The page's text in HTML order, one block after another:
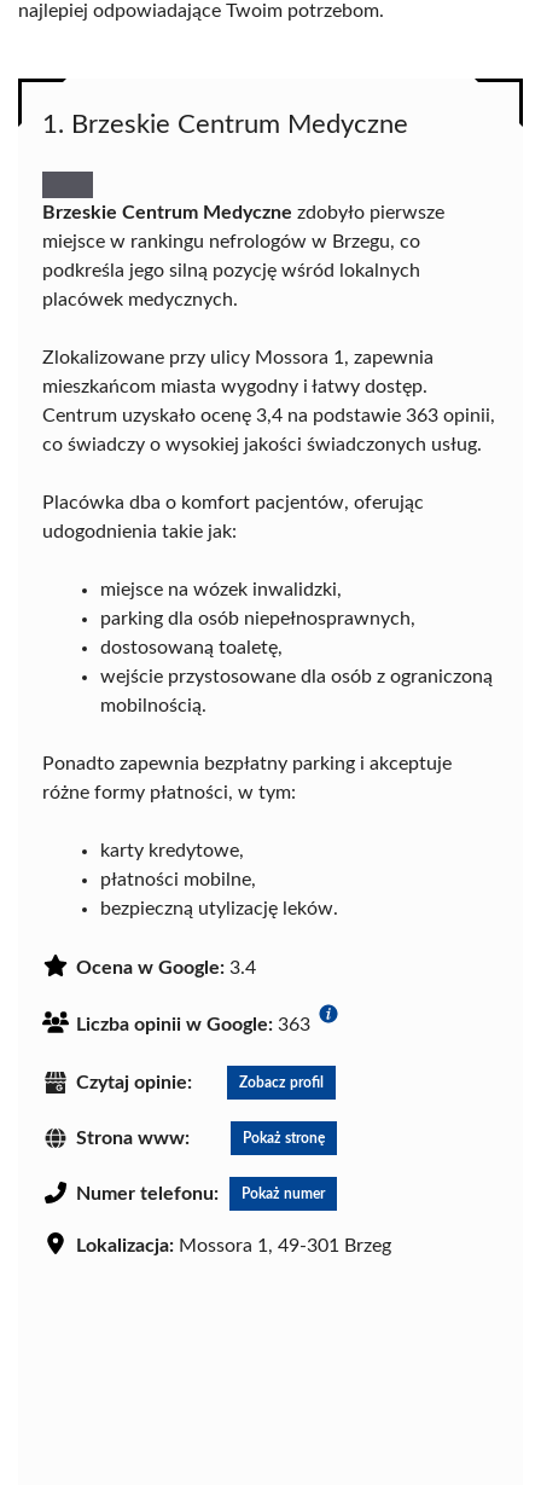
najlepiej odpowiadające Twoim potrzebom.
1. Brzeskie Centrum Medyczne
Brzeskie Centrum Medyczne zdobyło pierwsze
miejsce w rankingu nefrologów w Brzegu, co
podkreśla jego silną pozycję wśród lokalnych
placówek medycznych.
Zlokalizowane przy ulicy Mossora 1, zapewnia
mieszkańcom miasta wygodny i łatwy dostęp.
Centrum uzyskało ocenę 3,4 na podstawie 363 opinii,
co świadczy o wysokiej jakości świadczonych usług.
Placówka dba o komfort pacjentów, oferując
udogodnienia takie jak:
miejsce na wózek inwalidzki,
parking dla osób niepełnosprawnych,
dostosowaną toaletę,
wejście przystosowane dla osób z ograniczoną
mobilnością.
Ponadto zapewnia bezpłatny parking i akceptuje
różne formy płatności, w tym:
karty kredytowe,
płatności mobilne,
bezpieczną utylizację leków.
Ocena w Google: 3.4
Liczba opinii w Google: 363
Czytaj opinie: Zobacz profil
Strona www: Pokaż stronę
Numer telefonu: Pokaż numer
Lokalizacja: Mossora 1, 49-301 Brzeg